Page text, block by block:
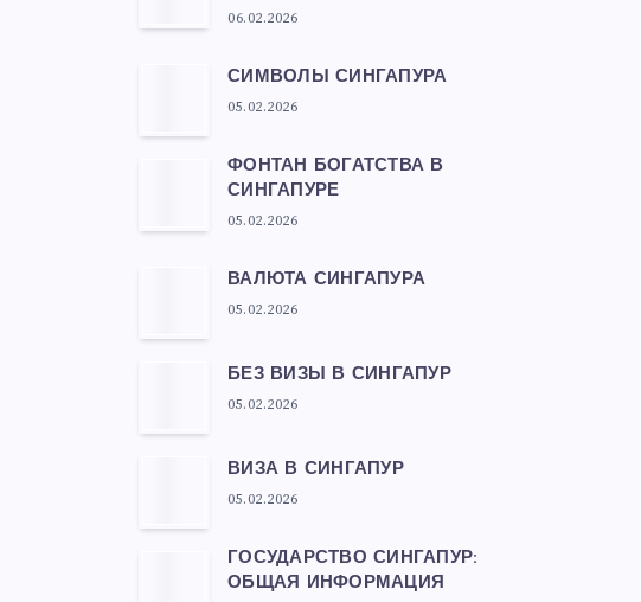
06.02.2026
СИМВОЛЫ СИНГАПУРА
05.02.2026
ФОНТАН БОГАТСТВА В
СИНГАПУРЕ
05.02.2026
ВАЛЮТА СИНГАПУРА
05.02.2026
БЕЗ ВИЗЫ В СИНГАПУР
05.02.2026
ВИЗА В СИНГАПУР
05.02.2026
ГОСУДАРСТВО СИНГАПУР:
ОБЩАЯ ИНФОРМАЦИЯ